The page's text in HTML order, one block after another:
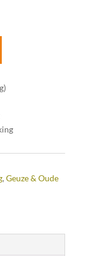
, Geuze & Oude